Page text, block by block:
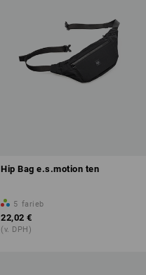
Hip Bag e.s.motion ten
5 farieb
22,02 €
(v. DPH)